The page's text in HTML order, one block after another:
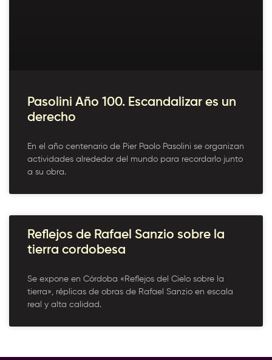
Pasolini Año 100. Escandalizar es un
derecho
En el año centenario de Pier Paolo Pasolini se organizan
actividades alrededor del mundo para recordarlo junto
a su obra.
Reflejos de Rafael Sanzio sobre la
tierra cordobesa
Se expone en Córdoba «Reflejos del Cielo sobre la
tierra», réplicas de obras de Rafael Sanzio en escala
real y alta calidad.